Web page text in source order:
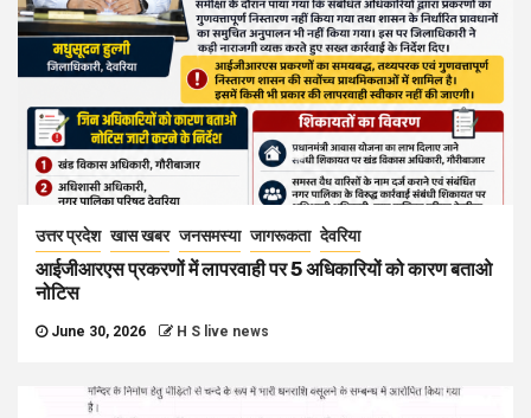
उत्तर प्रदेश खास खबर जनसमस्या जागरूकता देवरिया
आईजीआरएस प्रकरणों में लापरवाही पर 5 अधिकारियों को कारण बताओ
नोटिस
June 30, 2026 H S live news